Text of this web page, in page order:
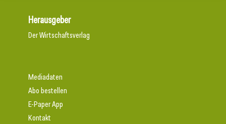
Herausgeber
Der Wirtschaftsverlag
Mediadaten
Abo bestellen
E-Paper App
Kontakt